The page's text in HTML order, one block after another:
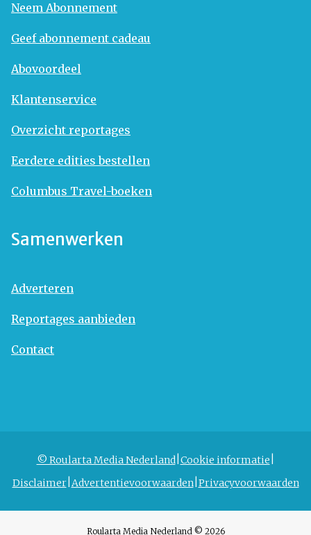
Neem Abonnement
Geef abonnement cadeau
Abovoordeel
Klantenservice
Overzicht reportages
Eerdere edities bestellen
Columbus Travel-boeken
Samenwerken
Adverteren
Reportages aanbieden
Contact
© Roularta Media Nederland Cookie informatie
Disclaimer Advertentievoorwaarden Privacyvoorwaarden
Roularta Media Nederland © 2026